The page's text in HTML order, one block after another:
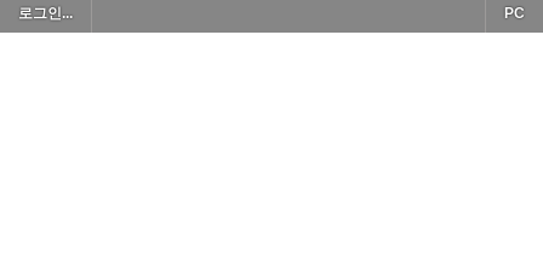
로그인... PC